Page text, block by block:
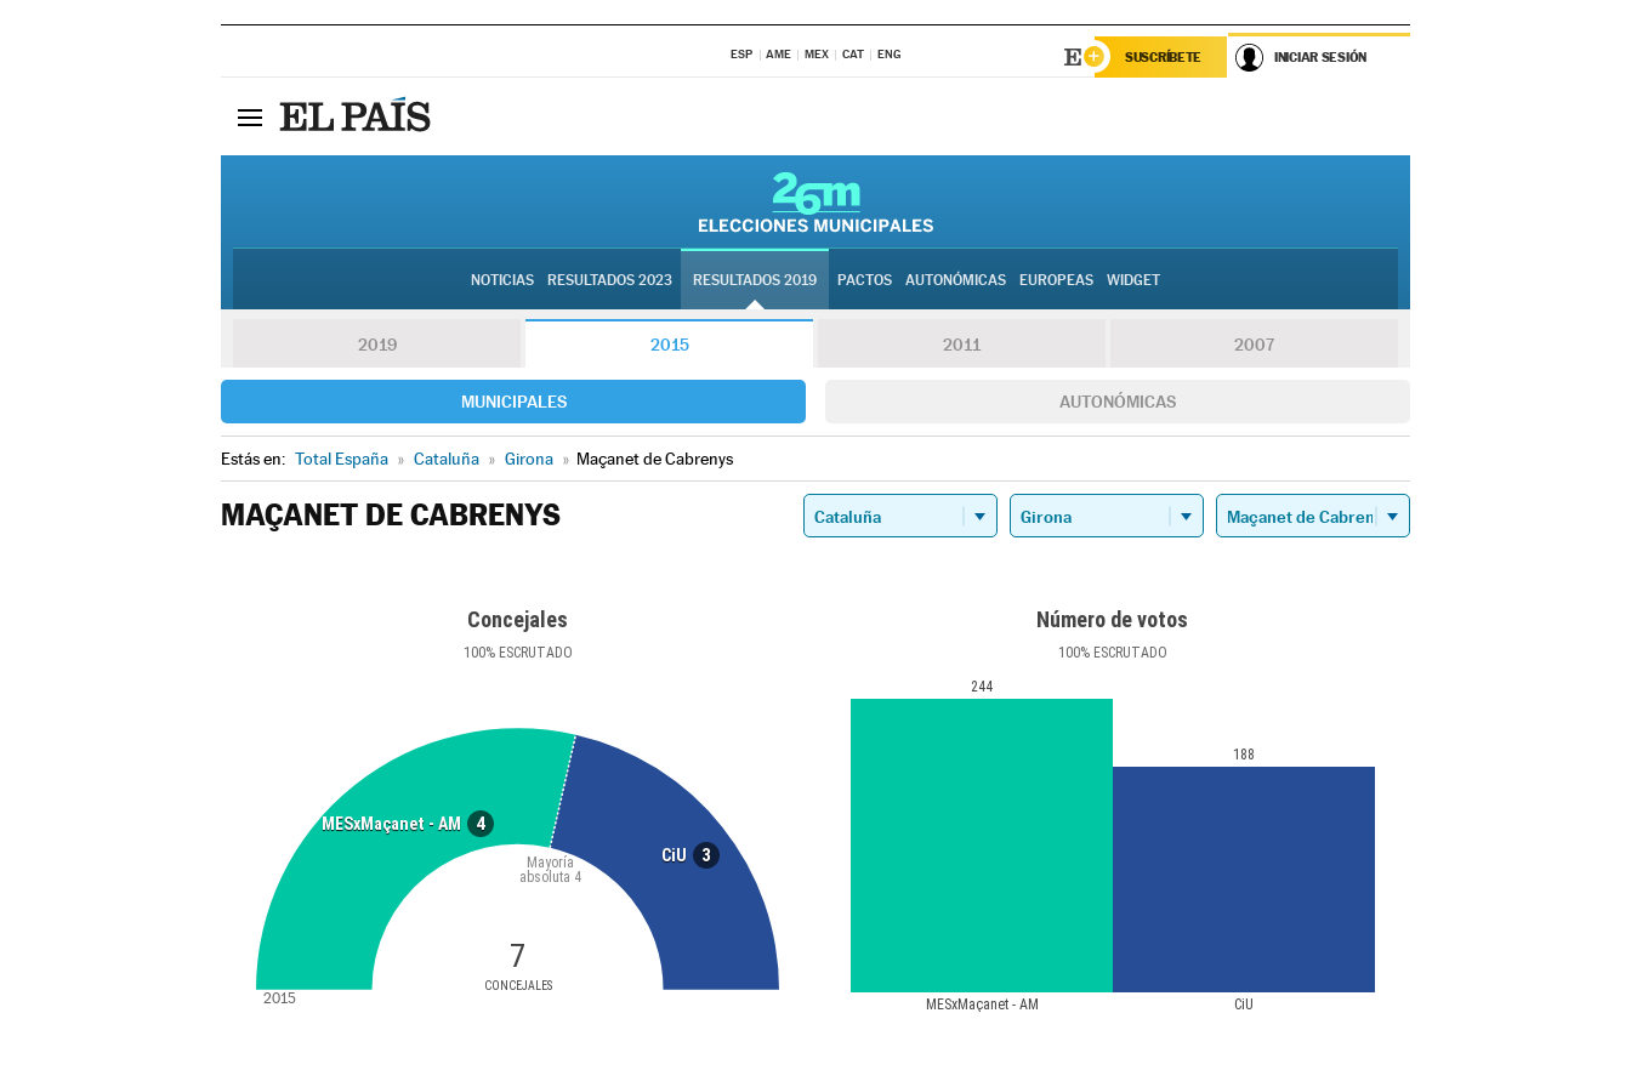
ESP AME MEX CAT ENG SUSCRÍBETE INICIAR SESIÓN
NOTICIAS RESULTADOS 2023 RESULTADOS 2019 PACTOS AUTONÓMICAS EUROPEAS WIDGET
2019 2015 2011 2007
MUNICIPALES AUTONÓMICAS
Estás en: Total España » Cataluña » Girona » Maçanet de Cabrenys
MAÇANET DE CABRENYS
Concejales
100%ESCRUTADO
MESxMaçanet - AM 4
CiU 3
7
CONCEJALES
Mayoría
absoluta 4
2015
Número de votos
100%ESCRUTADO
MESxMaçanet - AM CiU
244
188